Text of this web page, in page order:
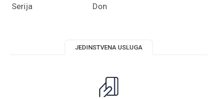
Serija
Don
JEDINSTVENA USLUGA